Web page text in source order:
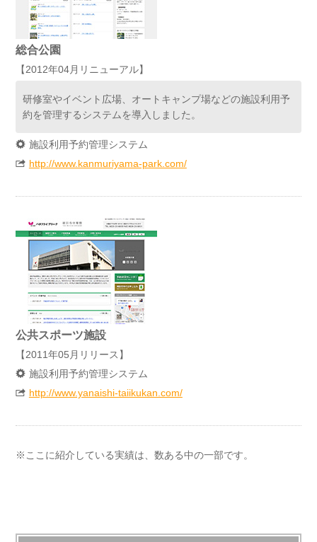
総合公園
【2012年04月リニューアル】
研修室やイベント広場、オートキャンプ場などの施設利用予
約を管理するシステムを導入しました。
施設利用予約管理システム
http://www.kanmuriyama-park.com/
公共スポーツ施設
【2011年05月リリース】
施設利用予約管理システム
http://www.yanaishi-taiikukan.com/
※ここに紹介している実績は、数ある中の一部です。